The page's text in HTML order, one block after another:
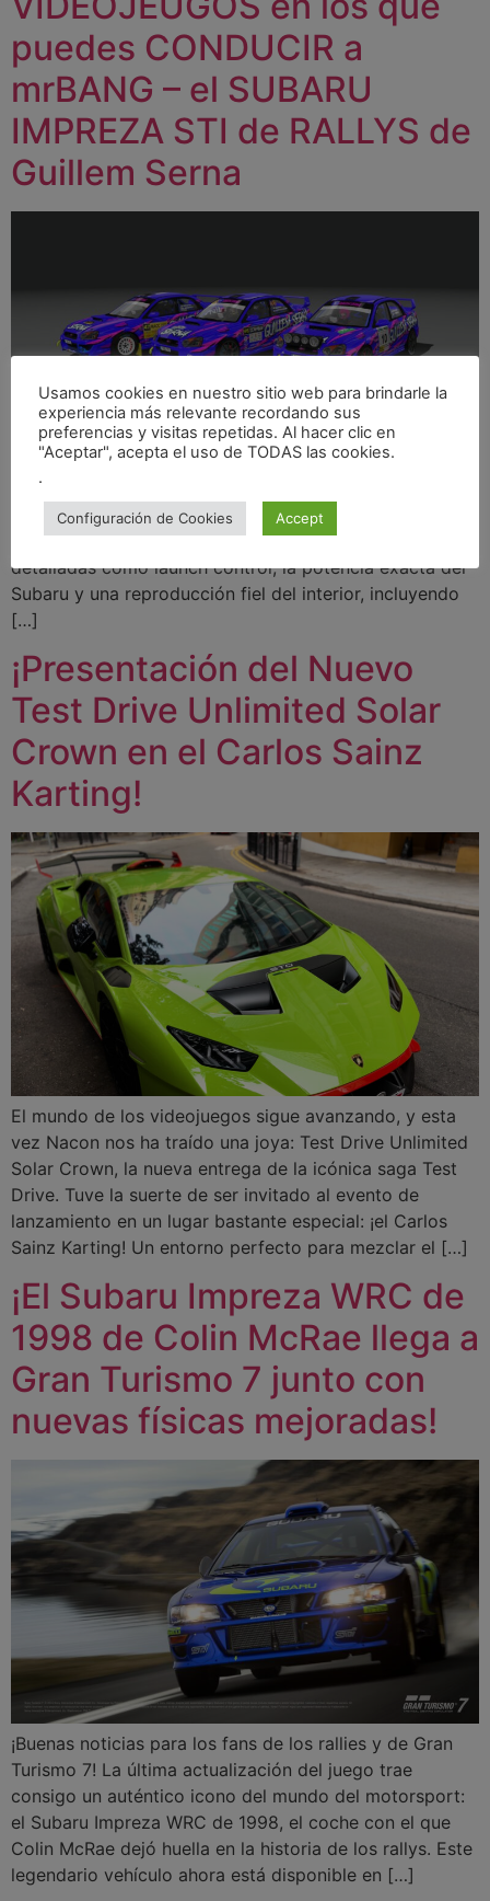
puedes CONDUCIR a
mrBANG – el SUBARU
IMPREZA STI de RALLYS de
Guillem Serna
Assetto Corsa Para el reconocido simulador de
conducción Assetto Corsa, hemos desarrollado un mod
altamente realista de MrBang, el SUBARU IMPREZA STI
de rally de Guillem Serna. Este mod, disponible para los
miembros del canal de YouTube, incluye características
detalladas como launch control, la potencia exacta del
Subaru y una reproducción fiel del interior, incluyendo
[…]
¡Presentación del Nuevo
Test Drive Unlimited Solar
Crown en el Carlos Sainz
Karting!
El mundo de los videojuegos sigue avanzando, y esta
vez Nacon nos ha traído una joya: Test Drive Unlimited
Solar Crown, la nueva entrega de la icónica saga Test
Drive. Tuve la suerte de ser invitado al evento de
lanzamiento en un lugar bastante especial: ¡el Carlos
Sainz Karting! Un entorno perfecto para mezclar el […]
¡El Subaru Impreza WRC de
1998 de Colin McRae llega a
Gran Turismo 7 junto con
nuevas físicas mejoradas!
¡Buenas noticias para los fans de los rallies y de Gran
Turismo 7! La última actualización del juego trae
consigo un auténtico icono del mundo del motorsport:
el Subaru Impreza WRC de 1998, el coche con el que
Colin McRae dejó huella en la historia de los rallys. Este
legendario vehículo ahora está disponible en […]
Usamos cookies en nuestro sitio web para brindarle la
experiencia más relevante recordando sus
preferencias y visitas repetidas. Al hacer clic en
"Aceptar", acepta el uso de TODAS las cookies.
.
Configuración de Cookies Accept